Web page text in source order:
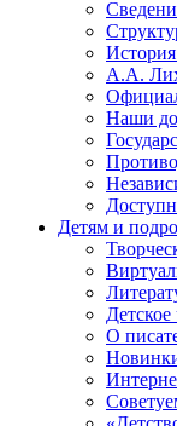
А.А.
Наши
Детям и
О